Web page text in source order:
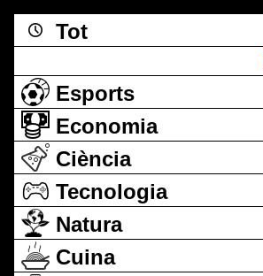
Tot
Esports
Economia
Ciència
Tecnologia
Natura
Cuina